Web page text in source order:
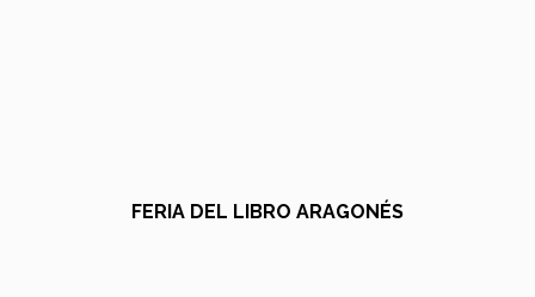
FERIA DEL LIBRO ARAGONÉS